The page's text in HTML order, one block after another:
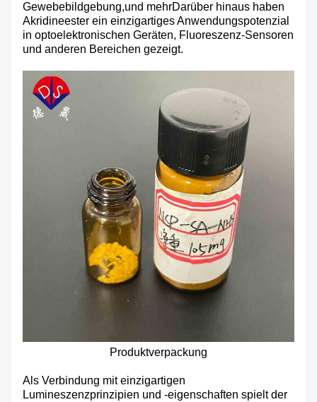
Gewebebildgebung,und mehrDarüber hinaus haben
Akridineester ein einzigartiges Anwendungspotenzial
in optoelektronischen Geräten, Fluoreszenz-Sensoren
und anderen Bereichen gezeigt.
Produktverpackung
Als Verbindung mit einzigartigen
Lumineszenzprinzipien und -eigenschaften spielt der